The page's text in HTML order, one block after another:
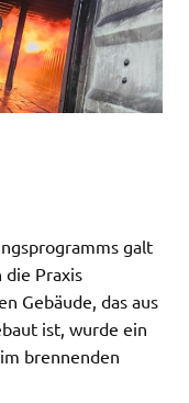
galt
die Praxis
Gebäude, das aus
ist, wurde ein
brennenden